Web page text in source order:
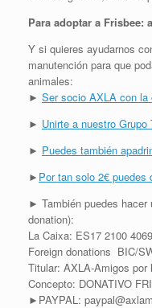
Para adoptar a Frisbee:
Y si quieres ayudarnos
manutención para que
animales:
► Ser socio AXLA con la
► Unirte a nuestro
► Puedes también
► Por tan solo 2€
► También puedes hacer
donation):
La Caixa: ES17 2100
Foreign donations BIC/
Titular: AXLA-Amigos por
Concepto: DONATIVO
►PAYPAL: